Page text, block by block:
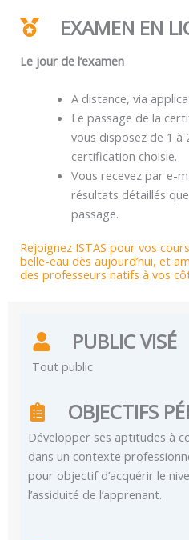
EXAMEN EN
Le jour de l’examen
A distance, via
Le passage de la
vous disposez de 1 à
certification choisie.
Vous recevez par e-
résultats détaillés
passage.
Rejoignez ISTAS pour vos
belle-eau dès aujourd’hui, et
des professeurs natifs à vos
PUBLIC VISÉ
Tout public
OBJECTIFS
Développer ses aptitudes à
dans un contexte
pour objectif d’acquérir le
l’assiduité de l’apprenant.